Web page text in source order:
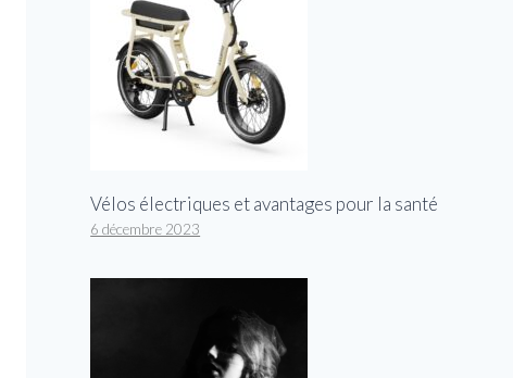
Vélos électriques et avantages pour la santé
6 décembre 2023